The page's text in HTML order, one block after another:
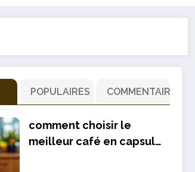
POPULAIRES COMMENTAIRE
comment choisir le
meilleur café en capsule